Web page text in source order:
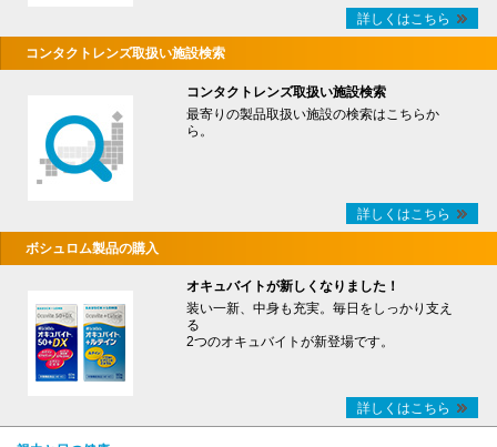
詳しくはこちら
コンタクトレンズ取扱い施設検索
コンタクトレンズ取扱い施設検索
最寄りの製品取扱い施設の検索はこちらか
ら。
詳しくはこちら
ボシュロム製品の購入
オキュバイトが新しくなりました！
装い一新、中身も充実。毎日をしっかり支え
る
2つのオキュバイトが新登場です。
詳しくはこちら